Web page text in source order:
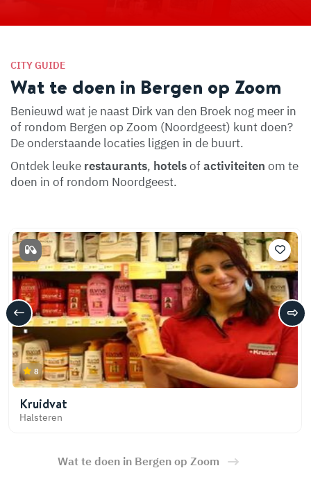
CITY GUIDE
Wat te doen in Bergen op Zoom
Benieuwd wat je naast Dirk van den Broek nog meer in
of rondom Bergen op Zoom (Noordgeest) kunt doen?
De onderstaande locaties liggen in de buurt.
Ontdek leuke restaurants, hotelsofactiviteiten om te
doen in of rondom Noordgeest.
8
Kruidvat
Halsteren
Wat te doen in Bergen op Zoom